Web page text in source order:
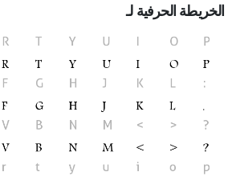
الخريطة الحرفية لـ